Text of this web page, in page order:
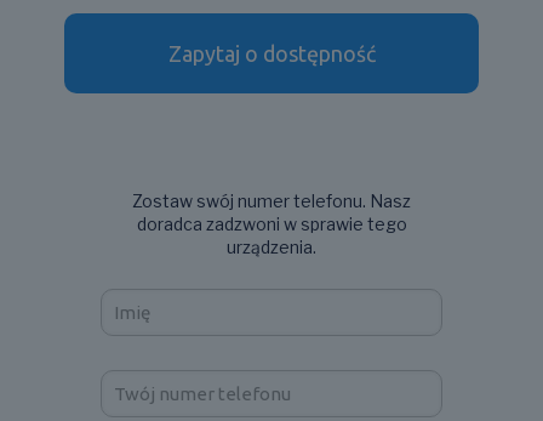
Zapytaj o dostępność
Zostaw swój numer telefonu. Nasz
doradca zadzwoni w sprawie tego
urządzenia.